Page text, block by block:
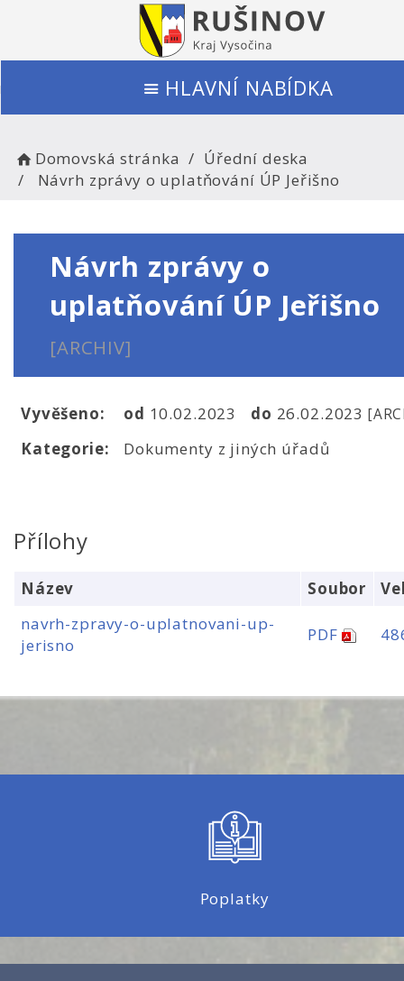
HLAVNÍ NABÍDKA
Domovská stránka
Úřední deska
Návrh zprávy o uplatňování ÚP Jeřišno
Návrh zprávy o
uplatňování ÚP Jeřišno
[ARCHIV]
Vyvěšeno: od 10.02.2023 do 26.02.2023
Kategorie: Dokumenty z jiných úřadů
Přílohy
Název Soubor
navrh-zpravy-o-uplatnovani-up-
jerisno
PDF
Poplatky